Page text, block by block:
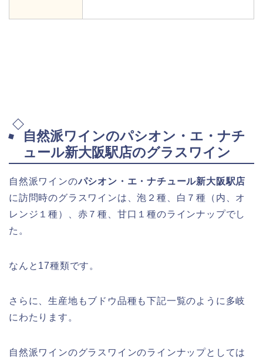
自然派ワインのパシオン・エ・ナチ
ュール新大阪駅店のグラスワイン
自然派ワインのパシオン・エ・ナチュール新大阪駅店
に訪問時のグラスワインは、泡２種、白７種（内、オ
レンジ１種）、赤７種、甘口１種のラインナップでし
た。
なんと17種類です。
さらに、生産地もブドウ品種も下記一覧のように多岐
にわたります。
自然派ワインのグラスワインのラインナップとしては